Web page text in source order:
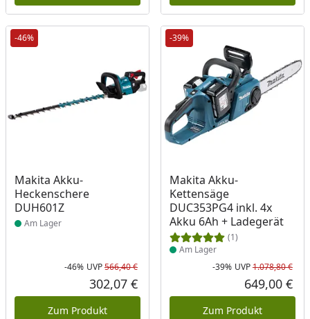
-46%
Makita Akku-
Heckenschere
DUH601Z
Produkt am Lager
Am Lager
Rabatt in Prozent
-46%
Ursprünglicher Preis
UVP566,40 €
Aktueller Preis
302,07 €
Zum Produkt
-39%
Makita Akku-
Kettensäge
DUC353PG4 inkl. 4x
Akku 6Ah + Ladegerät
(1)
Produkt am Lager
Am Lager
-39% UVP1.078,80 €
649,00 €
Zum Produkt